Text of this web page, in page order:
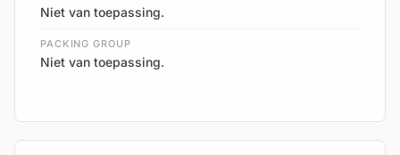
Niet van toepassing.
PACKING GROUP
Niet van toepassing.